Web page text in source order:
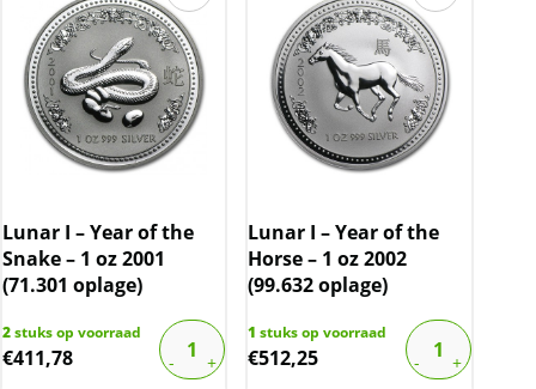
Lunar I – Year of the
Snake – 1 oz 2001
(71.301 oplage)
2stuks op voorraad
€411,78
Lunar I – Year of the
Horse – 1 oz 2002
(99.632 oplage)
1 stuks op voorraad
€512,25